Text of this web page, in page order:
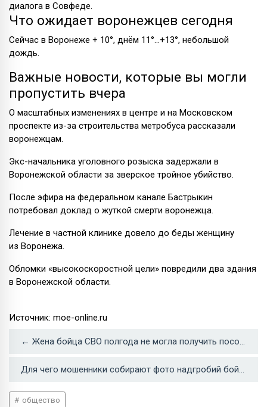
диалога в Совфеде.
Что ожидает воронежцев сегодня
Сейчас в Воронеже + 10°, днём 11°...+13°, небольшой
дождь.
Важные новости, которые вы могли
пропустить вчера
О масштабных изменениях в центре и на Московском
проспекте из-за строительства метробуса рассказали
воронежцам.
Экс-начальника уголовного розыска задержали в
Воронежской области за зверское тройное убийство.
После эфира на федеральном канале Бастрыкин
потребовал доклад о жуткой смерти воронежца.
Лечение в частной клинике довело до беды женщину
из Воронежа.
Обломки «высокоскоростной цели» повредили два здания
в Воронежской области.
Источник: moe-online.ru
← Жена бойца СВО полгода не могла получить пособия на детей в Воронежской области
Для чего мошенники собирают фото надгробий бойцов СВО объяснили в МВД →
общество